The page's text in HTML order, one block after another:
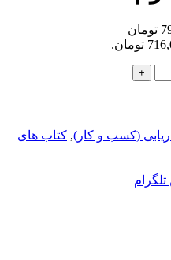
قیمت اصلی: 795,000 تومان
(کسب و کار), کتاب های
تلگرام